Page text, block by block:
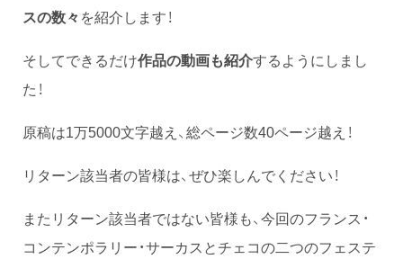
スの数々を紹介します！
そしてできるだけ作品の動画も紹介するようにしまし
た！
原稿は1万5000文字越え、総ページ数40ページ越え！
リターン該当者の皆様は、ぜひ楽しんでください！
またリターン該当者ではない皆様も、今回のフランス・
コンテンポラリー・サーカスとチェコの二つのフェステ